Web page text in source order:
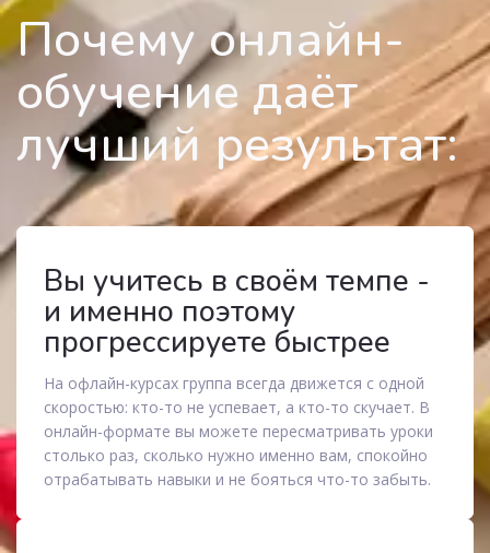
Почему онлайн-
обучение даёт
лучший результат:
Вы учитесь в своём темпе -
и именно поэтому
прогрессируете быстрее
На офлайн-курсах группа всегда движется с одной
скоростью: кто-то не успевает, а кто-то скучает. В
онлайн-формате вы можете пересматривать уроки
столько раз, сколько нужно именно вам, спокойно
отрабатывать навыки и не бояться что-то забыть.